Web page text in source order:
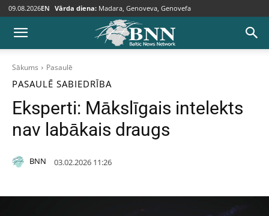
09.08.2026EN Vārda diena: Madara, Genoveva, Genovefa
Sākums Pasaulē
PASAULĒ SABIEDRĪBA
Eksperti: Mākslīgais intelekts
nav labākais draugs
BNN 03.02.2026 11:26